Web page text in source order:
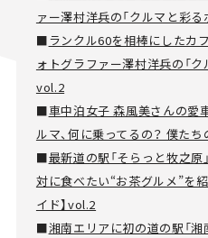
ァー澤村洋兵の「クルマと彩
■ランクル60を相棒にしたカ
ォトグラファー澤村洋兵の「
vol.2
■車中泊女子 森風美さんの愛
ルマ、何に乗ってるの？ 僕たち
■最新道の駅「そらっと牧之原
対に食べたい“お茶グルメ”を
イド】vol.2
■湘南エリアに初の道の駅「湘